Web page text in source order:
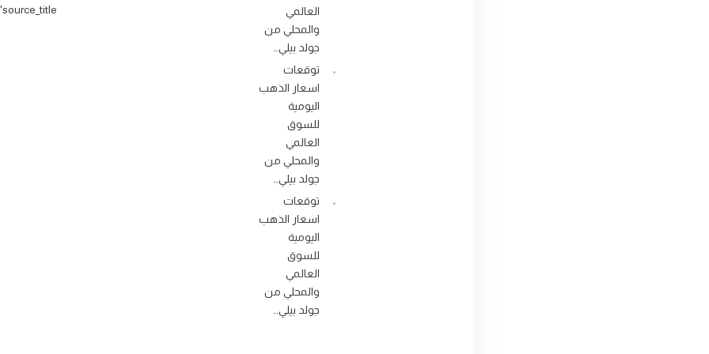
العالمي
والمحلي من
جولد بيلي…
توقعات
اسعار الذهب
اليومية
للسوق
العالمي
والمحلي من
جولد بيلي…
توقعات
اسعار الذهب
اليومية
للسوق
العالمي
والمحلي من
جولد بيلي…